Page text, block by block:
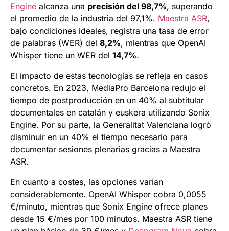
Engine alcanza una precisión del 98,7%, superando
el promedio de la industria del 97,1%. Maestra ASR,
bajo condiciones ideales, registra una tasa de error
de palabras (WER) del 8,2%, mientras que OpenAI
Whisper tiene un WER del 14,7%.
El impacto de estas tecnologías se refleja en casos
concretos. En 2023, MediaPro Barcelona redujo el
tiempo de postproducción en un 40% al subtitular
documentales en catalán y euskera utilizando Sonix
Engine. Por su parte, la Generalitat Valenciana logró
disminuir en un 40% el tiempo necesario para
documentar sesiones plenarias gracias a Maestra
ASR.
En cuanto a costes, las opciones varían
considerablemente. OpenAI Whisper cobra 0,0055
€/minuto, mientras que Sonix Engine ofrece planes
desde 15 €/mes por 100 minutos. Maestra ASR tiene